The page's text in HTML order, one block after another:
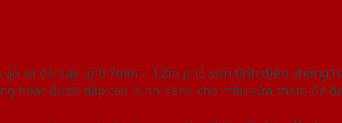
có độ dày từ 0.7mm – 1.2m phủ sơn tĩnh điện chống
hoặc được dập tạo hình Pano cho mẫu cửa thêm đa